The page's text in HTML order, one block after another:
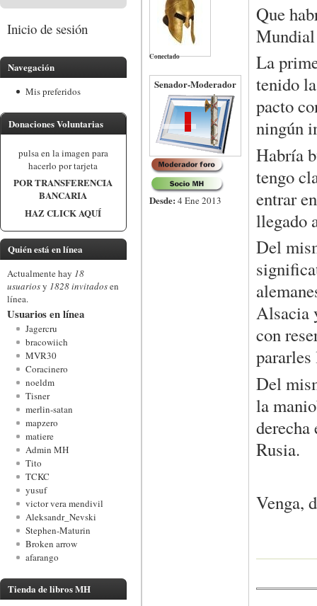
Inicio de sesión
Navegación
Mis preferidos
Donaciones Voluntarias
pulsa en la imagen para
hacerlo por tarjeta
POR TRANSFERENCIA
BANCARIA
HAZ CLICK AQUÍ
Quién está en línea
Actualmente hay 18
usuariosy 1828 invitadosen
línea.
Usuarios en línea
Jagercru
bracowiich
MVR30
Coracinero
noeldm
Tisner
merlin-satan
mapzero
matiere
Admin MH
Tito
TCKC
yusuf
victor vera mendivil
Aleksandr_Nevski
Stephen-Maturin
Broken arrow
afarango
Tienda de libros MH
Conectado
Senador-Moderador
Desde: 4 Ene 2013
Que
La
tenido
pacto
ningún
Habría
tengo
entrar
llegado
Del
Alsacia
con
pararles
Del
la
Rusia.
Venga,